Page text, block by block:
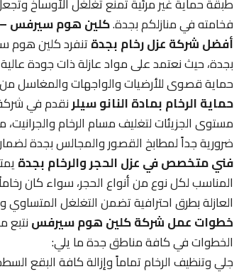
فخامته في منازلكم بجدة.كلين هوم سيرفس –
أفضل شركة عزل رخام بجدةتنفرد كلين هوم
بجدة، حيث نعتمد على مواد عازلة ذات جودة
حماية قصوى للأرضيات والواجهات والمغاسل من
حماية الرخام بمادة النانو سيلرنقدم في
مستوى الجزيئات لتغليف مسام الرخام
ضرورية جداً لمطابخ القصور والمجالس بجدة
فني متخصص في عزل الحجر والرخام بجدة
المناسب لكل نوع من أنواع الحجر، سواء كان
العازلة بطرق احترافية تضمن التغلغل المتساوي
خطوات عمل شركة كلين هوم سيرفسنتبع
الخطوات في كافة مناطق جدة ما يلي:
جلي وتنظيف الرخام تماماً وإزالة كافة البقع